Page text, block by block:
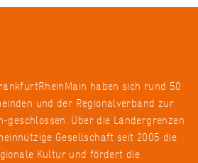
haben sich rund 50
und der Regionalverband zur
geschlossen. Über die Ländergrenzen
Gesellschaft seit 2005 die
Kultur und fördert die